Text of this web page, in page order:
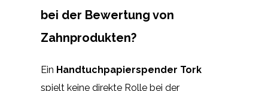
bei der Bewertung von
Zahnprodukten?
Ein Handtuchpapierspender Tork
spielt keine direkte Rolle bei der